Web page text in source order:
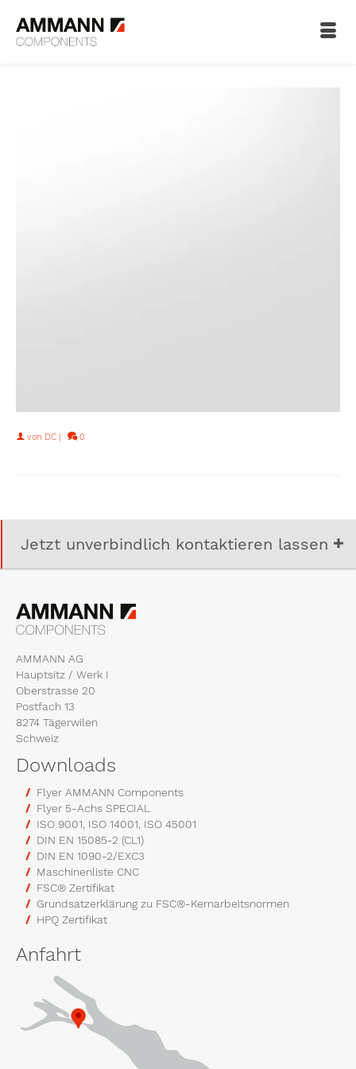
von DC | 0
Jetzt unverbindlich kontaktieren lassen
AMMANN AG
Hauptsitz / Werk I
Oberstrasse 20
Postfach 13
8274 Tägerwilen
Schweiz
Downloads
Flyer AMMANN Components
Flyer 5-Achs SPECIAL
ISO 9001, ISO 14001, ISO 45001
DIN EN 15085-2 (CL1)
DIN EN 1090-2/EXC3
Maschinenliste CNC
FSC® Zertifikat
Grundsatzerklärung zu FSC®-Kernarbeitsnormen
HPQ Zertifikat
Anfahrt